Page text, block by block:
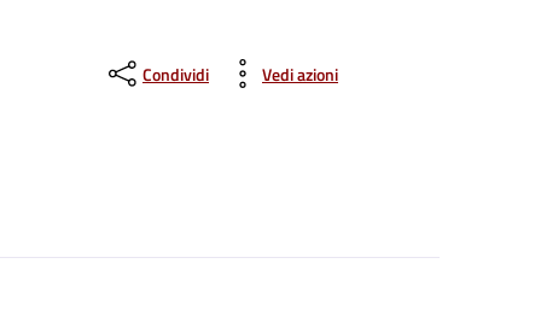
Condividi Vedi azioni